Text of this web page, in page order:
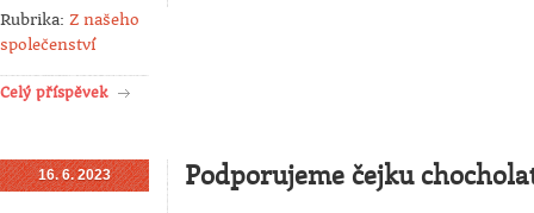
Rubrika: Z našeho
společenství
Celý příspěvek
16. 6. 2023 Podporujeme čejku